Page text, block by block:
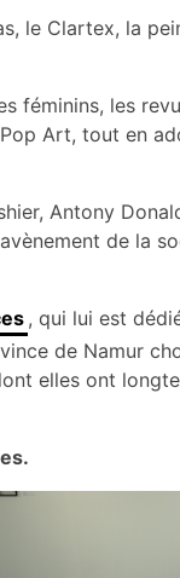
le Clartex, la
féminins, les
Art, tout en
Antony
de la
, qui lui est
de Namur
elles ont